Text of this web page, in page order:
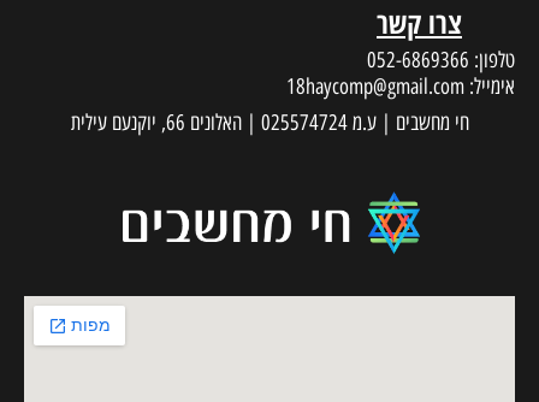
צרו קשר
טלפון: 052-6869366
אימייל: 18haycomp@gmail.com
חי מחשבים | ע.מ 025574724 | האלונים 66, יוקנעם עילית